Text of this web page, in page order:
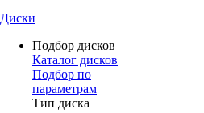
Диски
Подбор дисков
Каталог дисков
Подбор по
параметрам
Тип диска